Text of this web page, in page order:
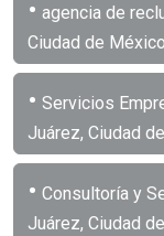
• agencia de
Ciudad de
• Servicios
Juárez, Ciudad
• Consultoría y
Juárez, Ciudad